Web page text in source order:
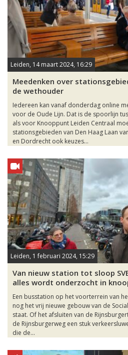
Leiden, 14 maart 2024, 16:29
Meedenken over
de wethouder
Iedereen kan vanaf donderdag online
voor de Oude Lijn. Dat is de spoorlijn
als voor Knooppunt Leiden Centraal
stationsgebieden van Den Haag Laan
en Dordrecht ook keuzes...
Leiden, 1 februari 2024, 15:29
Van nieuw station tot sloop
alles wordt onderzocht in
Een busstation op het voorterrein van
nog het vrij nieuwe gebouw van de
staat. Of het afsluiten van de
de Rijnsburgerweg een stuk
die de...